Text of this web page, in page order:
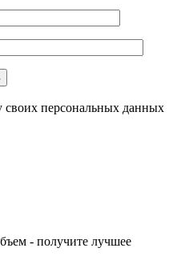
своих персональных данных
- получите лучшее